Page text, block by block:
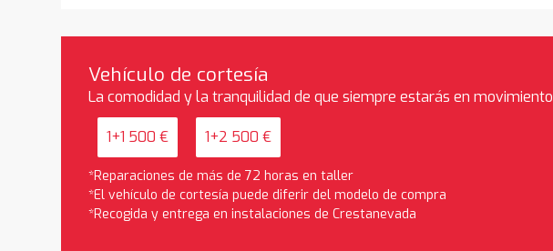
Vehículo de cortesía
La comodidad y la tranquilidad de que siempre estarás en movimiento
1+1 500 € 1+2 500 €
*Reparaciones de más de 72 horas en taller
*El vehículo de cortesía puede diferir del modelo de compra
*Recogida y entrega en instalaciones de Crestanevada